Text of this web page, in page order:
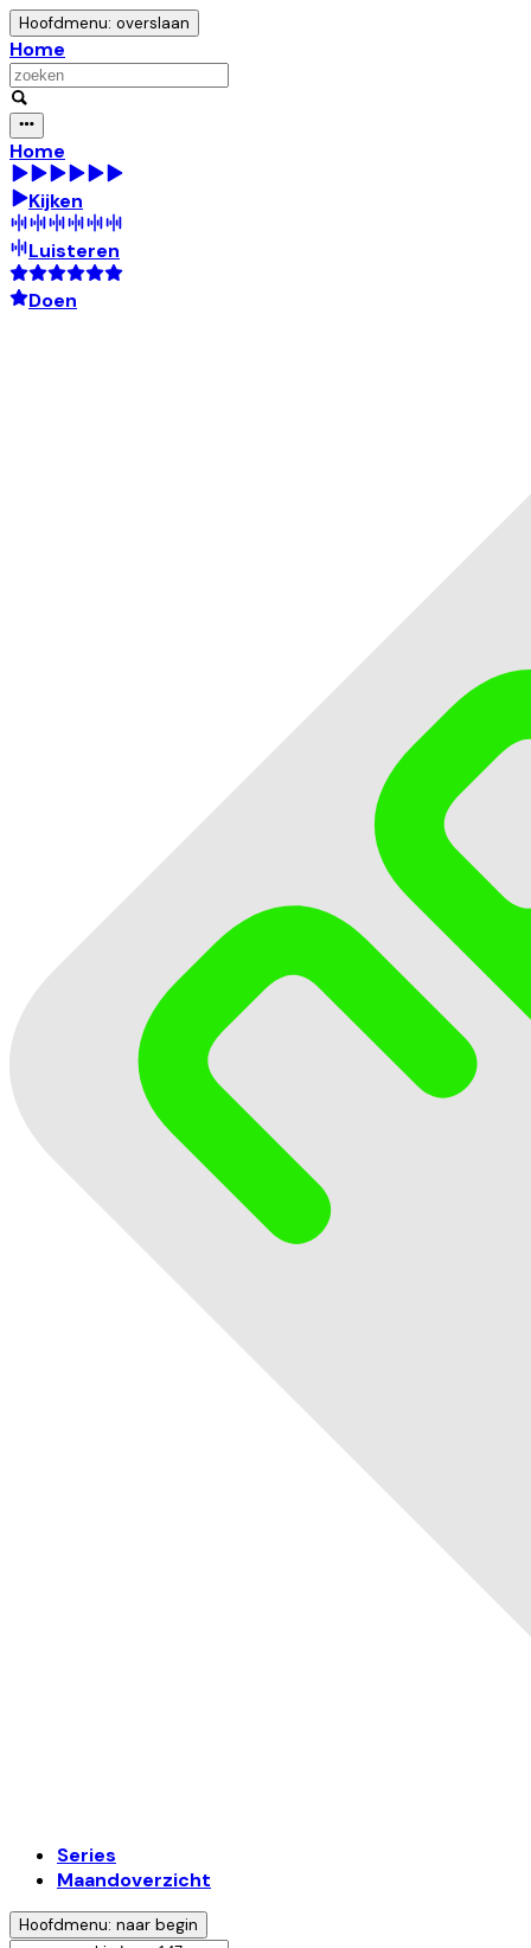
Hoofdmenu: overslaan
Home
Home
Kijken
Luisteren
Doen
Series
Maandoverzicht
Hoofdmenu: naar begin